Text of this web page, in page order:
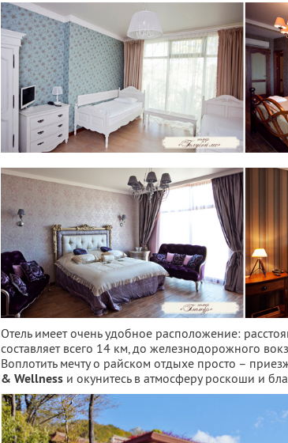
Отель имеет очень удобное расположение:
составляет всего 14 км, до железнодорожного
Воплотить мечту о райском отдыхе просто –
& Wellness и окунитесь в атмосферу роскоши и